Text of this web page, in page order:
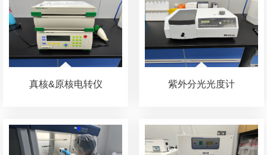
真核&原核电转仪 紫外分光光度计